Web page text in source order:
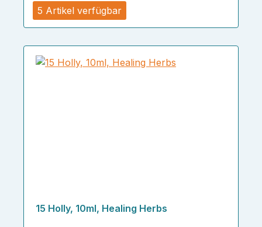
5 Artikel verfügbar
15 Holly, 10ml, Healing Herbs